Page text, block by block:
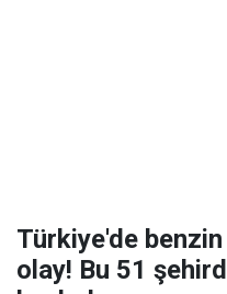
Türkiye'de
olay! Bu 51